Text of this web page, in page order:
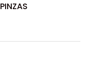
PINZAS